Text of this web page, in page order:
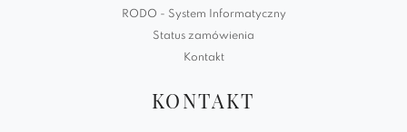
RODO - System Informatyczny
Status zamówienia
Kontakt
KONTAKT